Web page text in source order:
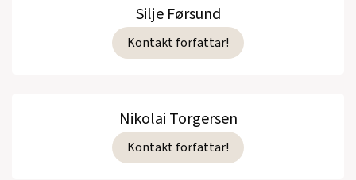
Silje Førsund
Kontakt forfattar!
Nikolai Torgersen
Kontakt forfattar!